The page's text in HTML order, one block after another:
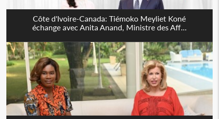
Côte d'Ivoire-Canada: Tiémoko Meyliet Koné
échange avec Anita Anand, Ministre des Aff...